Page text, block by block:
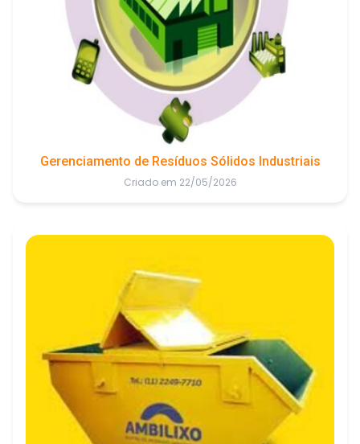
Gerenciamento de Resíduos Sólidos Industriais
Criado em 22/05/2026